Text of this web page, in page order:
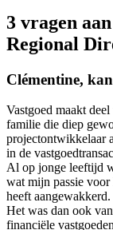
3 vragen
Regional
Clémentine,
Vastgoed maakt
familie die diep
projectontwikkelaar
in de
Al op jonge leeftijd
wat mijn passie voor
heeft aangewakkerd.
Het was dan ook
financiële